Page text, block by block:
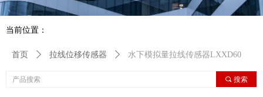
当前位置：
끠 搜索
首页 ꄲ 拉线位移传感器 ꄲ 水下模拟量拉线传感器LXXD60